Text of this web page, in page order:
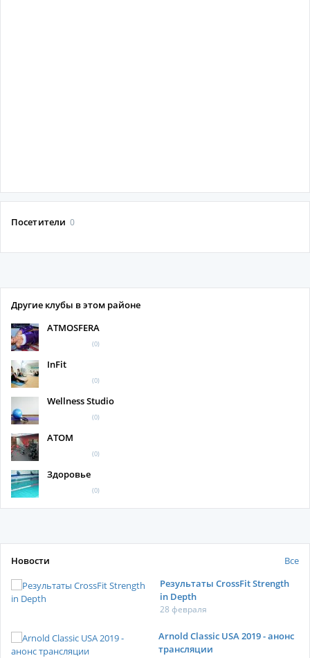
Посетители 0
Другие клубы в этом районе
ATMOSFERA
(0)
InFit
(0)
Wellness Studio
(0)
АТОМ
(0)
Здоровье
(0)
Новости
Все
Результаты CrossFit Strength
in Depth
28 февраля
Arnold Classic USA 2019 - анонс
трансляции